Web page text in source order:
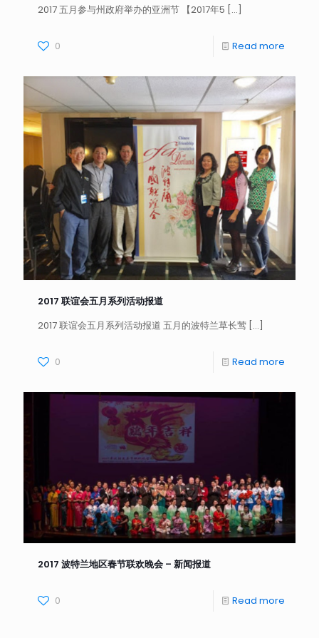
2017 五月参与州政府举办的亚洲节 【2017年5 […]
0 Read more
2017 联谊会五月系列活动报道
2017 联谊会五月系列活动报道 五月的波特兰草长莺 […]
0 Read more
2017 波特兰地区春节联欢晚会 – 新闻报道
0 Read more